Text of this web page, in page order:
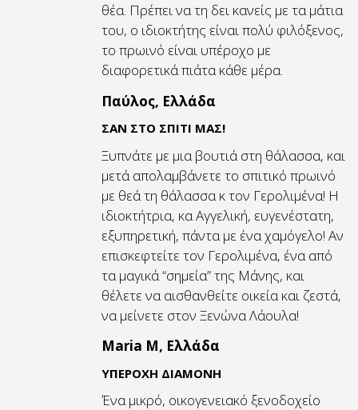
θέα. Πρέπει να τη δει κανείς με τα μάτια
του, ο ιδιοκτήτης είναι πολύ φιλόξενος,
το πρωινό είναι υπέροχο με
διαφορετικά πιάτα κάθε μέρα.
Παύλος, Ελλάδα
ΣΑΝ ΣΤΟ ΣΠΙΤΙ ΜΑΣ!
Ξυπνάτε με μια βουτιά στη θάλασσα, και
μετά απολαμβάνετε το σπιτικό πρωινό
με θεά τη θάλασσα κ τον Γερολιμένα! Η
ιδιοκτήτρια, κα Αγγελική, ευγενέστατη,
εξυπηρετική, πάντα με ένα χαμόγελο! Αν
επισκεφτείτε τον Γερολιμένα, ένα από
τα μαγικά “σημεία” της Μάνης, και
θέλετε να αισθανθείτε οικεία και ζεστά,
να μείνετε στον Ξενώνα Λάουλα!
Maria M, Ελλάδα
ΥΠΕΡΟΧΗ ΔΙΑΜΟΝΗ
Ένα μικρό, οικογενειακό ξενοδοχείο